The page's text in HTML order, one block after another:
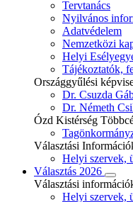
Tervtanács
Nyilvános
Adatvédelem
Nemzetközi
Helyi
Tájékoztatók,
Országgyűlési
Dr. Csuzda
Dr. Németh
Ózd Kistérség
Választási
Helyi szervek,
Választás 2026
Választási
Helyi szervek,